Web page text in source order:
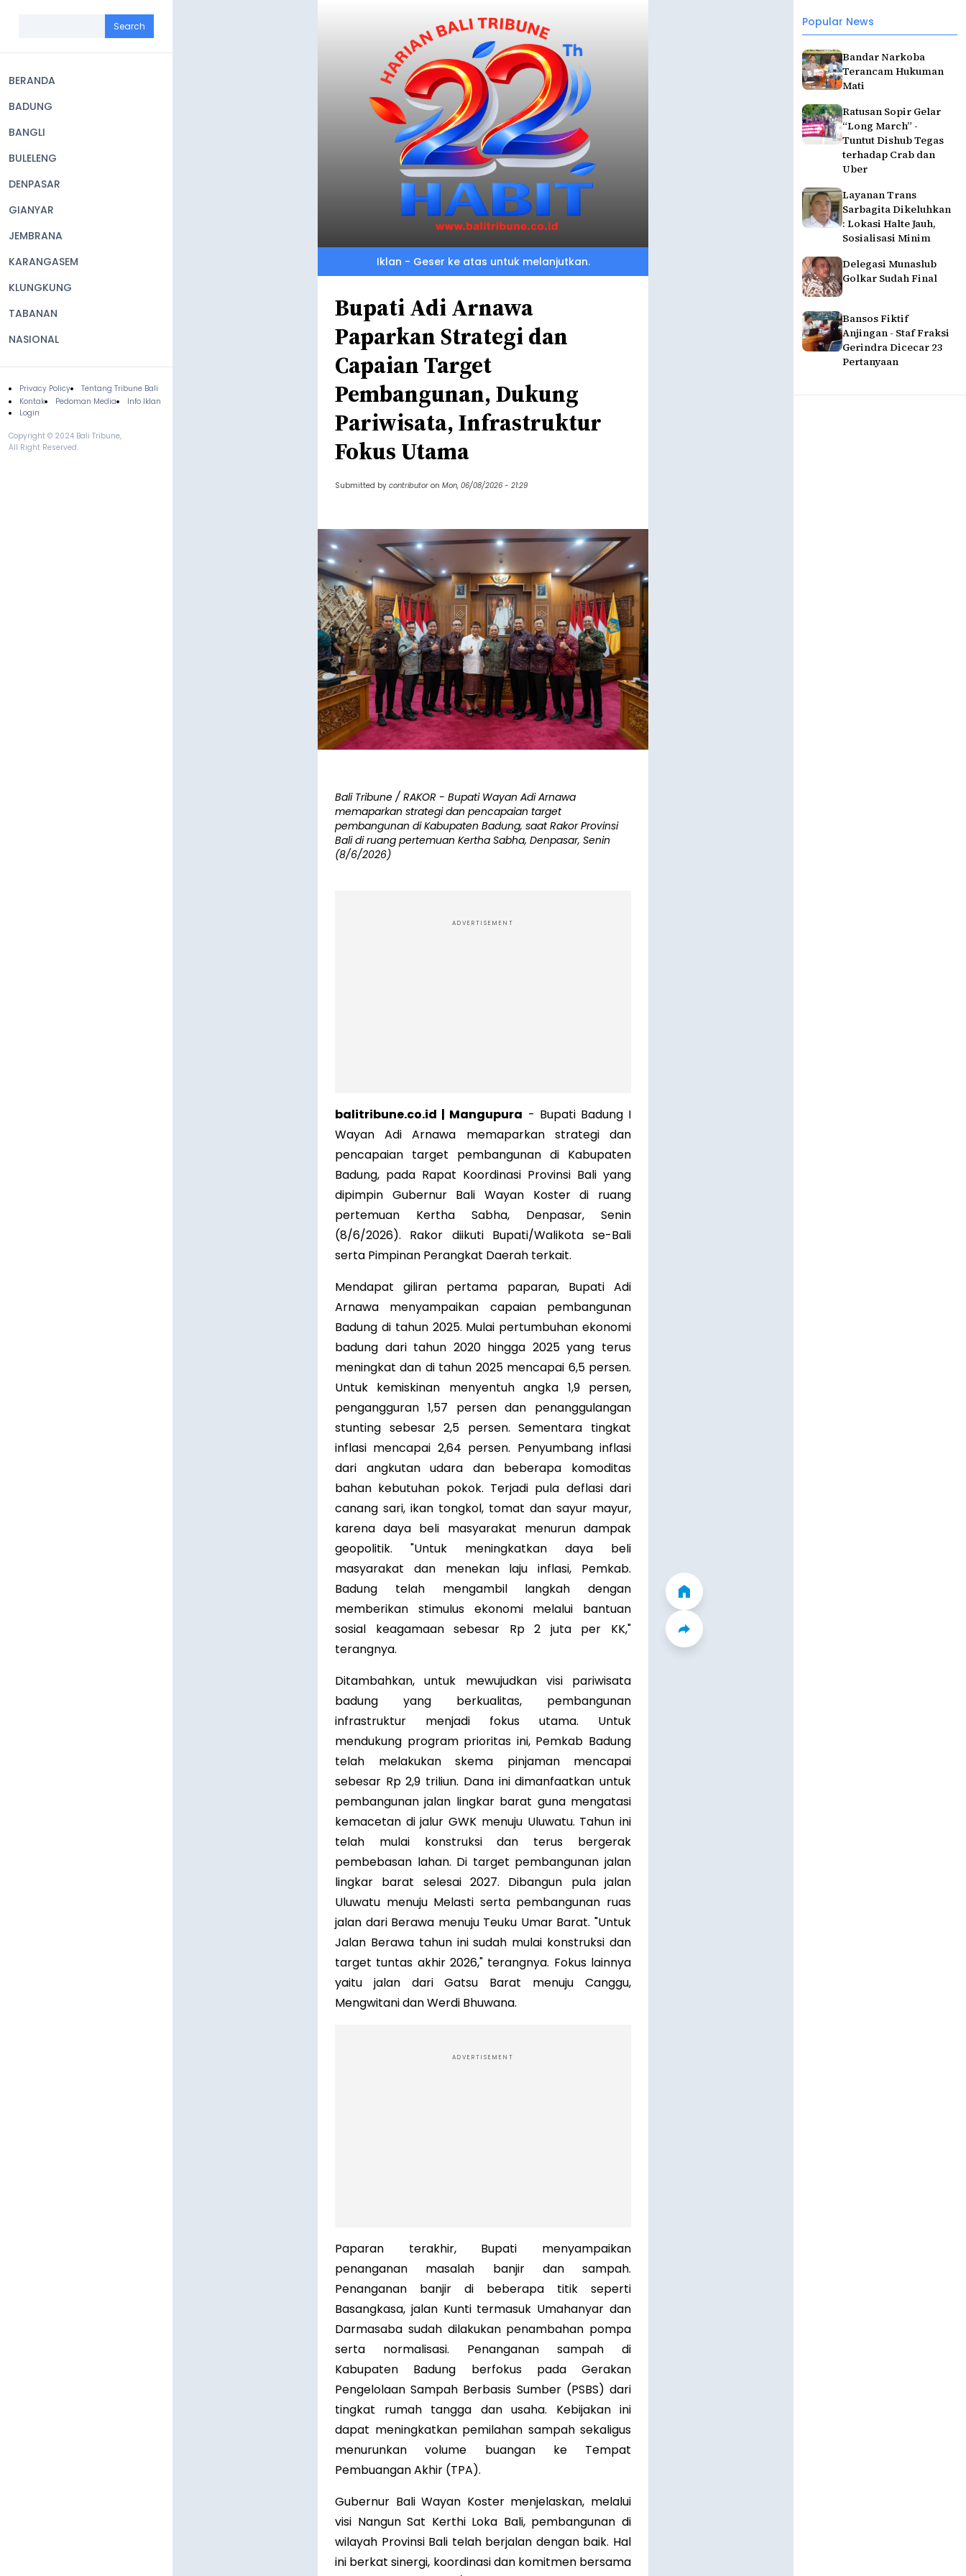
navigation
BERANDA
BADUNG
BANGLI
BULELENG
DENPASAR
GIANYAR
JEMBRANA
KARANGASEM
KLUNGKUNG
TABANAN
NASIONAL
Footer
Privacy Policy
Tentang Tribune Bali
Kontak
Pedoman Media
Info Iklan
Login
Copyright © 2024 Bali Tribune,
All Right Reserved.
Popular News
Bandar Narkoba
Terancam Hukuman
Mati
Ratusan Sopir Gelar
“Long March” -
Tuntut Dishub Tegas
terhadap Crab dan
Uber
Layanan Trans
Sarbagita Dikeluhkan
: Lokasi Halte Jauh,
Sosialisasi Minim
Delegasi Munaslub
Golkar Sudah Final
Bansos Fiktif
Anjingan - Staf Fraksi
Gerindra Dicecar 23
Pertanyaan
Iklan - Geser ke atas untuk melanjutkan.
Bupati Adi Arnawa
Paparkan Strategi dan
Capaian Target
Pembangunan, Dukung
Pariwisata, Infrastruktur
Fokus Utama
Submitted by contributor on Mon, 06/08/2026 - 21:29
Bali Tribune / RAKOR - Bupati Wayan Adi Arnawa
memaparkan strategi dan pencapaian target
pembangunan di Kabupaten Badung, saat Rakor Provinsi
Bali di ruang pertemuan Kertha Sabha, Denpasar, Senin
(8/6/2026)
ADVERTISEMENT
balitribune.co.id | Mangupura - Bupati Badung I
Wayan Adi Arnawa memaparkan strategi dan
pencapaian target pembangunan di Kabupaten
Badung, pada Rapat Koordinasi Provinsi Bali yang
dipimpin Gubernur Bali Wayan Koster di ruang
pertemuan Kertha Sabha, Denpasar, Senin
(8/6/2026). Rakor diikuti Bupati/Walikota se-Bali
serta Pimpinan Perangkat Daerah terkait.
Mendapat giliran pertama paparan, Bupati Adi
Arnawa menyampaikan capaian pembangunan
Badung di tahun 2025. Mulai pertumbuhan ekonomi
badung dari tahun 2020 hingga 2025 yang terus
meningkat dan di tahun 2025 mencapai 6,5 persen.
Untuk kemiskinan menyentuh angka 1,9 persen,
pengangguran 1,57 persen dan penanggulangan
stunting sebesar 2,5 persen. Sementara tingkat
inflasi mencapai 2,64 persen. Penyumbang inflasi
dari angkutan udara dan beberapa komoditas
bahan kebutuhan pokok. Terjadi pula deflasi dari
canang sari, ikan tongkol, tomat dan sayur mayur,
karena daya beli masyarakat menurun dampak
geopolitik. "Untuk meningkatkan daya beli
masyarakat dan menekan laju inflasi, Pemkab.
Badung telah mengambil langkah dengan
memberikan stimulus ekonomi melalui bantuan
sosial keagamaan sebesar Rp 2 juta per KK,"
terangnya.
Ditambahkan, untuk mewujudkan visi pariwisata
badung yang berkualitas, pembangunan
infrastruktur menjadi fokus utama. Untuk
mendukung program prioritas ini, Pemkab Badung
telah melakukan skema pinjaman mencapai
sebesar Rp 2,9 triliun. Dana ini dimanfaatkan untuk
pembangunan jalan lingkar barat guna mengatasi
kemacetan di jalur GWK menuju Uluwatu. Tahun ini
telah mulai konstruksi dan terus bergerak
pembebasan lahan. Di target pembangunan jalan
lingkar barat selesai 2027. Dibangun pula jalan
Uluwatu menuju Melasti serta pembangunan ruas
jalan dari Berawa menuju Teuku Umar Barat. "Untuk
Jalan Berawa tahun ini sudah mulai konstruksi dan
target tuntas akhir 2026," terangnya. Fokus lainnya
yaitu jalan dari Gatsu Barat menuju Canggu,
Mengwitani dan Werdi Bhuwana.
ADVERTISEMENT
Paparan terakhir, Bupati menyampaikan
penanganan masalah banjir dan sampah.
Penanganan banjir di beberapa titik seperti
Basangkasa, jalan Kunti termasuk Umahanyar dan
Darmasaba sudah dilakukan penambahan pompa
serta normalisasi. Penanganan sampah di
Kabupaten Badung berfokus pada Gerakan
Pengelolaan Sampah Berbasis Sumber (PSBS) dari
tingkat rumah tangga dan usaha. Kebijakan ini
dapat meningkatkan pemilahan sampah sekaligus
menurunkan volume buangan ke Tempat
Pembuangan Akhir (TPA).
Gubernur Bali Wayan Koster menjelaskan, melalui
visi Nangun Sat Kerthi Loka Bali, pembangunan di
wilayah Provinsi Bali telah berjalan dengan baik. Hal
ini berkat sinergi, koordinasi dan komitmen bersama